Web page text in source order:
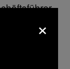
auf
×